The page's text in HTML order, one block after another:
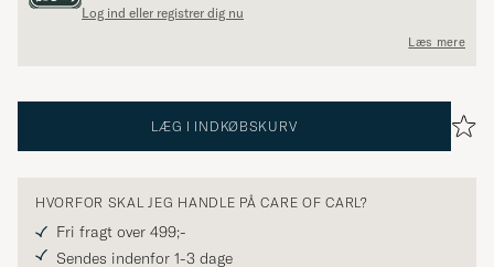
Log ind eller registrer dig nu
Læs mere
LÆG I INDKØBSKURV
HVORFOR SKAL JEG HANDLE PÅ CARE OF CARL?
Fri fragt over 499;-
Sendes indenfor 1-3 dage